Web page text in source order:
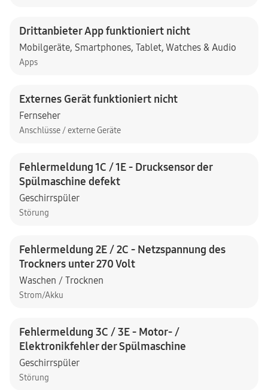
Drittanbieter App funktioniert nicht
Mobilgeräte, Smartphones, Tablet, Watches & Audio
Apps
Externes Gerät funktioniert nicht
Fernseher
Anschlüsse / externe Geräte
Fehlermeldung 1C / 1E - Drucksensor der
Spülmaschine defekt
Geschirrspüler
Störung
Fehlermeldung 2E / 2C - Netzspannung des
Trockners unter 270 Volt
Waschen / Trocknen
Strom/Akku
Fehlermeldung 3C / 3E - Motor- /
Elektronikfehler der Spülmaschine
Geschirrspüler
Störung